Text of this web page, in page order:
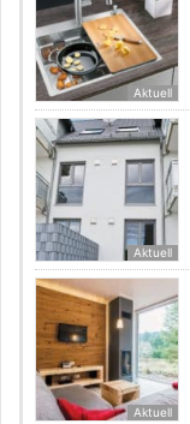
Aktuell
Aktuell
Aktuell